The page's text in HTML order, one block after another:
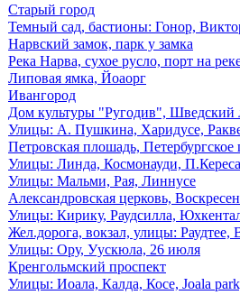
Старый город
Темный сад, бастионы: Гонор,
Нарвский замок, парк у замка
Река Нарва, сухое русло, порт на
Липовая ямка, Йоаорг
Ивангород
Дом культуры "Ругодив", Шведский
Улицы: А. Пушкина, Харидусе,
Петровская плошадь, Петербургское
Улицы: Линда, Космонауди,
Улицы: Мальми, Рая, Линнусе
Александровская церковь,
Улицы: Кирику, Раудсилла,
Жел.дорога, вокзал, улицы: Раудтее,
Улицы: Ору, Уускюла, 26 июля
Кренгольмский проспект
Улицы: Иоала, Калда, Косе, Joala